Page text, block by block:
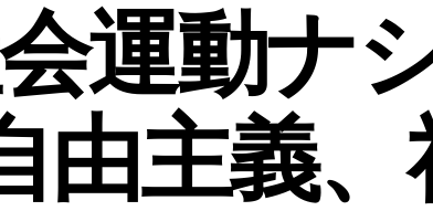
リ
ー
運動ナ
由主義